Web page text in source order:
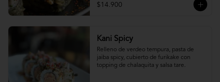
$14.900
Kani Spicy
Relleno de verdeo tempura, pasta de
jaiba spicy, cubierto de furikake con
topping de chalaquita y salsa tare.